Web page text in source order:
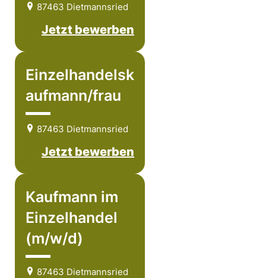
87463 Dietmannsried
Jetzt bewerben
Einzelhandelsk
aufmann/frau
87463 Dietmannsried
Jetzt bewerben
Kaufmann im
Einzelhandel
(m/w/d)
87463 Dietmannsried